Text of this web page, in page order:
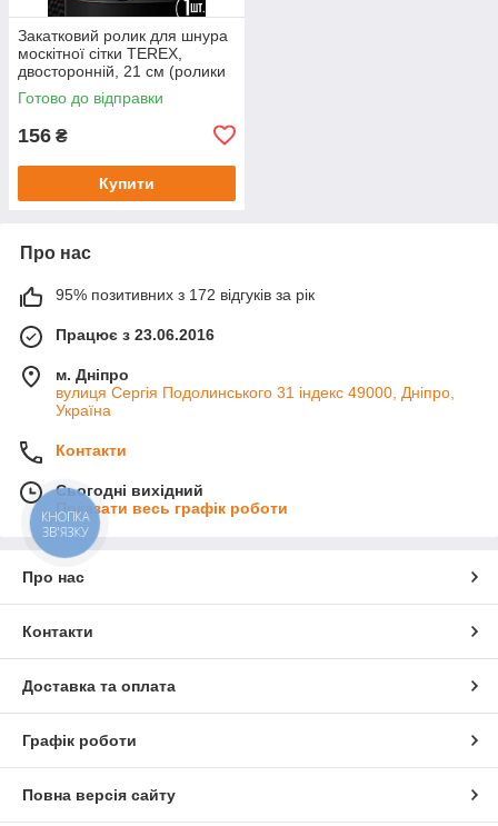
Закатковий ролик для шнура
москітної сітки TEREX,
двосторонній, 21 см (ролики
4х2 мм), пластик
Готово до відправки
156 ₴
Купити
Про нас
95% позитивних з 172 відгуків за рік
Працює з 23.06.2016
м. Дніпро
вулиця Сергія Подолинського 31 індекс 49000, Дніпро,
Україна
Контакти
Сьогодні вихідний
Показати весь графік роботи
Про нас
Контакти
Доставка та оплата
Графік роботи
Повна версія сайту
КНОПКА
ЗВ'ЯЗКУ